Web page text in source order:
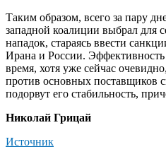
Таким образом, всего за пару
западной коалиции выбрал для
нападок, стараясь ввести
Ирана и России.
время, хотя уже сейчас
против основных поставщиков
подорвут его стабильность,
Николай Грицай
Источник